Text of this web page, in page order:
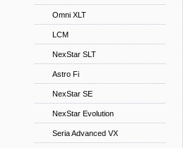
Omni XLT
LCM
NexStar SLT
Astro Fi
NexStar SE
NexStar Evolution
Seria Advanced VX